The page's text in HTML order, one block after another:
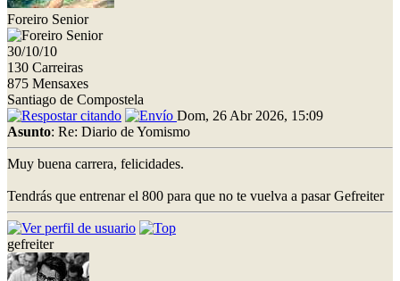
Foreiro Senior
30/10/10
130 Carreiras
875 Mensaxes
Santiago de Compostela
Dom, 26 Abr 2026, 15:09
Asunto: Re: Diario de Yomismo
Muy buena carrera, felicidades.
Tendrás que entrenar el 800 para que no te vuelva a pasar Gefreiter
gefreiter